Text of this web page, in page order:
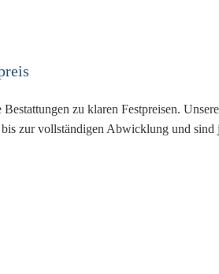
zu klaren Festpreisen.
zur vollständigen Abwicklung und sind